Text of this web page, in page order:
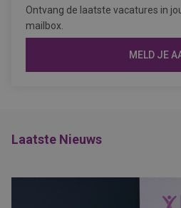
Ontvang de laatste vacatures in
mailbox.
MELD JE
Laatste Nieuws